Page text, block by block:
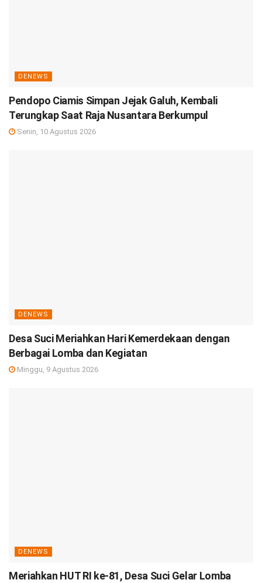
DENEWS
Pendopo Ciamis Simpan Jejak Galuh, Kembali
Terungkap Saat Raja Nusantara Berkumpul
Senin, 10 Agustus 2026
DENEWS
Desa Suci Meriahkan Hari Kemerdekaan dengan
Berbagai Lomba dan Kegiatan
Minggu, 9 Agustus 2026
DENEWS
Meriahkan HUT RI ke-81, Desa Suci Gelar Lomba